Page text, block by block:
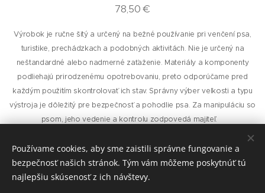
78,50€
Výrobok je ručne šitý a určený na bežné používanie pri venčení psa,
turistike, prechádzkach a podobných aktivitách. Nie je určený na
neštandardné alebo nadmerné zaťaženie. Materiály a komponenty
podliehajú prirodzenému opotrebovaniu, preto odporúčame pred
každým použitím skontrolovať ich stav. Správny výber veľkosti a typu
výstroja je dôležitý pre bezpečnosť a pohodlie psa. Za manipuláciu so
psom, jeho vedenie a kontrolu zodpovedá majiteľ.
© 2026Laron.sk, všetky práva vyhradené
Používame cookies, aby sme zaistili správne fungovanie a
bezpečnosť našich stránok. Tým vám môžeme poskytnúť tú
najlepšiu skúsenosť z ich návštevy.